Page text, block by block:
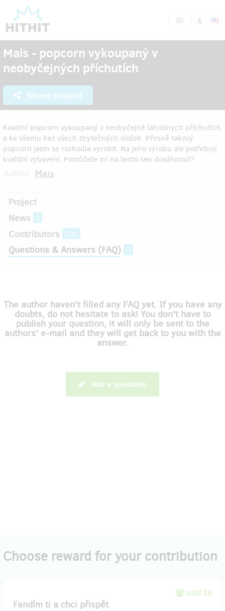
Mais - popcorn vykoupaný v
neobyčejných příchutích
Share project
Kvalitní popcorn vykoupaný v neobyčejně lahodných příchutích
a ke všemu bez všech zbytečných složek. Přesně takový
popcorn jsem se rozhodla vyrobit. Na jeho výrobu ale potřebuji
kvalitní vybavení. Pomůžete mi na tento sen dosáhnout?
Mais
Project
News
2
Contributors 191
Questions & Answers (FAQ) 0
The author haven't filled any FAQ yet. If you have any
doubts, do not hesitate to ask! You don't have to
publish your question, it will only be sent to the
authors' e-mail and they will get back to you with the
answer.
Ask a question
Choose reward for your contribution
sold 26
Fandím ti a chci přispět